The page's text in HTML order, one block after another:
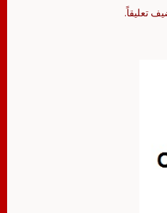
تعليقاً.